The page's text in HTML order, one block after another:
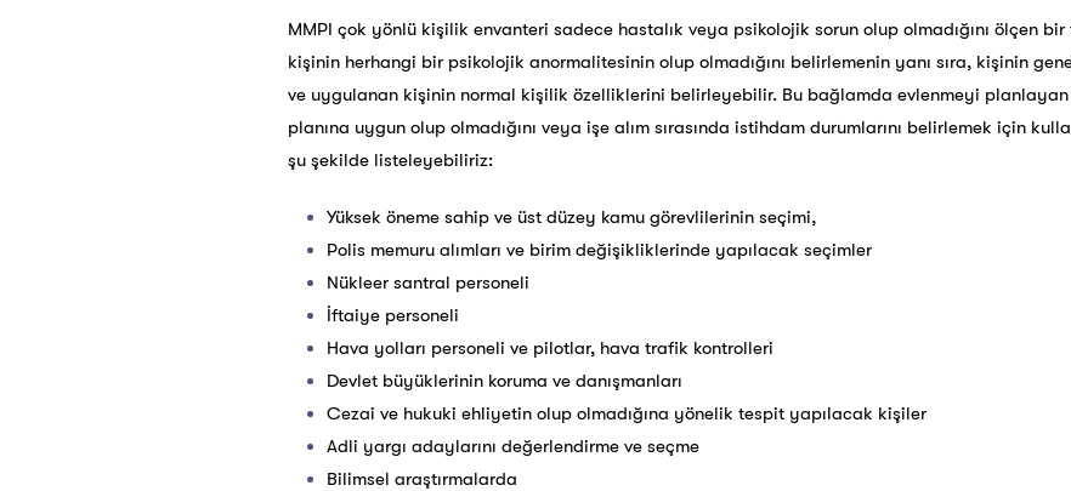
MMPI çok yönlü kişilik envanteri sadece hastalık veya psikolojik sorun olup olmadığını ölçen
kişinin herhangi bir psikolojik anormalitesinin olup olmadığını belirlemenin yanı sıra, kişinin
ve uygulanan kişinin normal kişilik özelliklerini belirleyebilir. Bu bağlamda evlenmeyi
planına uygun olup olmadığını veya işe alım sırasında istihdam durumlarını belirlemek için
şu şekilde listeleyebiliriz:
Yüksek öneme sahip ve üst düzey kamu görevlilerinin seçimi,
Polis memuru alımları ve birim değişikliklerinde yapılacak seçimler
Nükleer santral personeli
İftaiye personeli
Hava yolları personeli ve pilotlar, hava trafik kontrolleri
Devlet büyüklerinin koruma ve danışmanları
Cezai ve hukuki ehliyetin olup olmadığına yönelik tespit yapılacak kişiler
Adli yargı adaylarını değerlendirme ve seçme
Bilimsel araştırmalarda